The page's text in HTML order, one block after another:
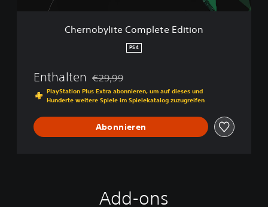
Chernobylite Complete Edition
PS4
Enthalten Preisnachlass gegenüber dem Originalpreis
€29,99
PlayStation Plus Extra abonnieren, um auf dieses und
Hunderte weitere Spiele im Spielekatalog zuzugreifen
Abonnieren
Add-ons